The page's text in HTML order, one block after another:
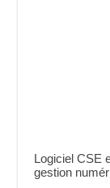
Logiciel CSE
gestion